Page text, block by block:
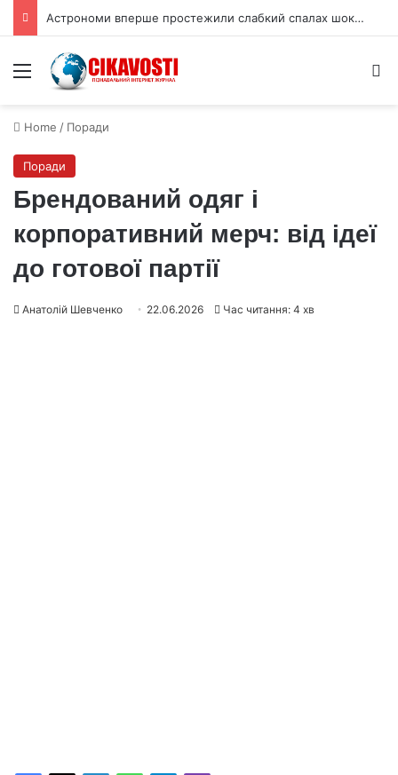
Астрономи вперше простежили слабкий спалах шокового прориву наднової
Menu
Home / Поради
Поради
Брендований одяг і
корпоративний мерч: від ідеї
до готової партії
Анатолій Шевченко 22.06.2026 Час читання: 4 хв